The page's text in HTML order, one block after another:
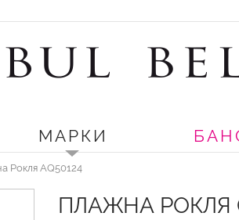
МАРКИ
Рокля AQ50124
ПЛАЖНА РОКЛЯ